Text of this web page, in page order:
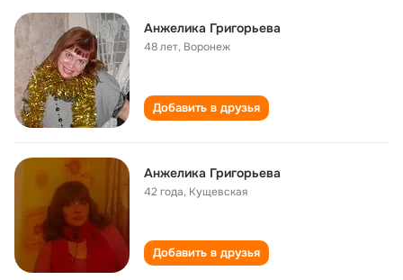
Анжелика Григорьева
48 лет, Воронеж
Добавить в друзья
Анжелика Григорьева
42 года, Кущевская
Добавить в друзья